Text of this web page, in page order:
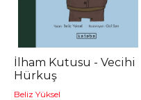
İlham Kutusu - Vecihi
Hürkuş
Beliz Yüksel